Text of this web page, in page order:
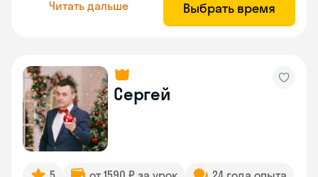
Читать дальше Выбрать время
Сергей